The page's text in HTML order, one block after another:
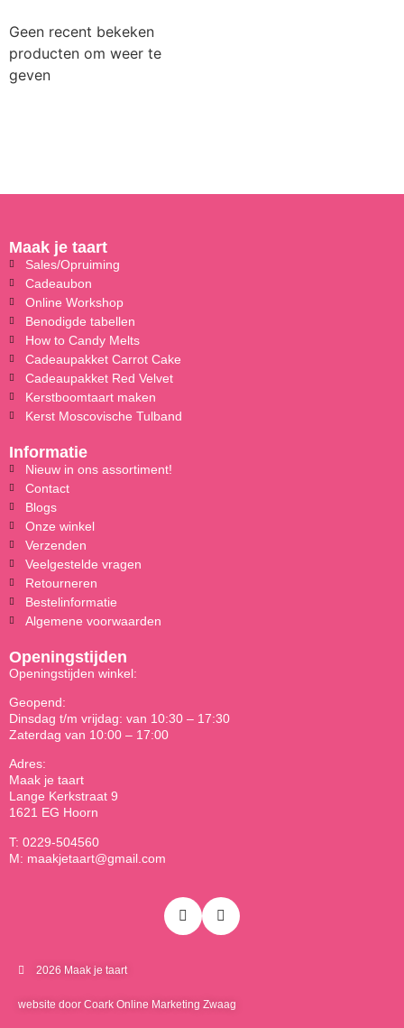
Geen recent bekeken
producten om weer te
geven
Maak je taart
Sales/Opruiming
Cadeaubon
Online Workshop
Benodigde tabellen
How to Candy Melts
Cadeaupakket Carrot Cake
Cadeaupakket Red Velvet
Kerstboomtaart maken
Kerst Moscovische Tulband
Informatie
Nieuw in ons assortiment!
Contact
Blogs
Onze winkel
Verzenden
Veelgestelde vragen
Retourneren
Bestelinformatie
Algemene voorwaarden
Openingstijden
Openingstijden winkel:
Geopend:
Dinsdag t/m vrijdag: van 10:30 – 17:30
Zaterdag van 10:00 – 17:00
Adres:
Maak je taart
Lange Kerkstraat 9
1621 EG Hoorn
T: 0229-504560
M: maakjetaart@gmail.com
2026 Maak je taart
website door Coark Online Marketing Zwaag